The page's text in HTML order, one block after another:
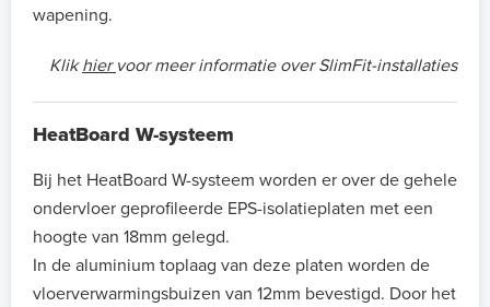
wapening.
Klikhier voor meer informatie over SlimFit-installaties
HeatBoard W-systeem
Bij het HeatBoard W-systeem worden er over de gehele
ondervloer geprofileerde EPS-isolatieplaten met een
hoogte van 18mm gelegd.
In de aluminium toplaag van deze platen worden de
vloerverwarmingsbuizen van 12mm bevestigd. Door het